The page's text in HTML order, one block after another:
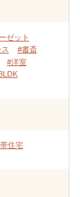
ゼット
#書斎
#洋室
住宅